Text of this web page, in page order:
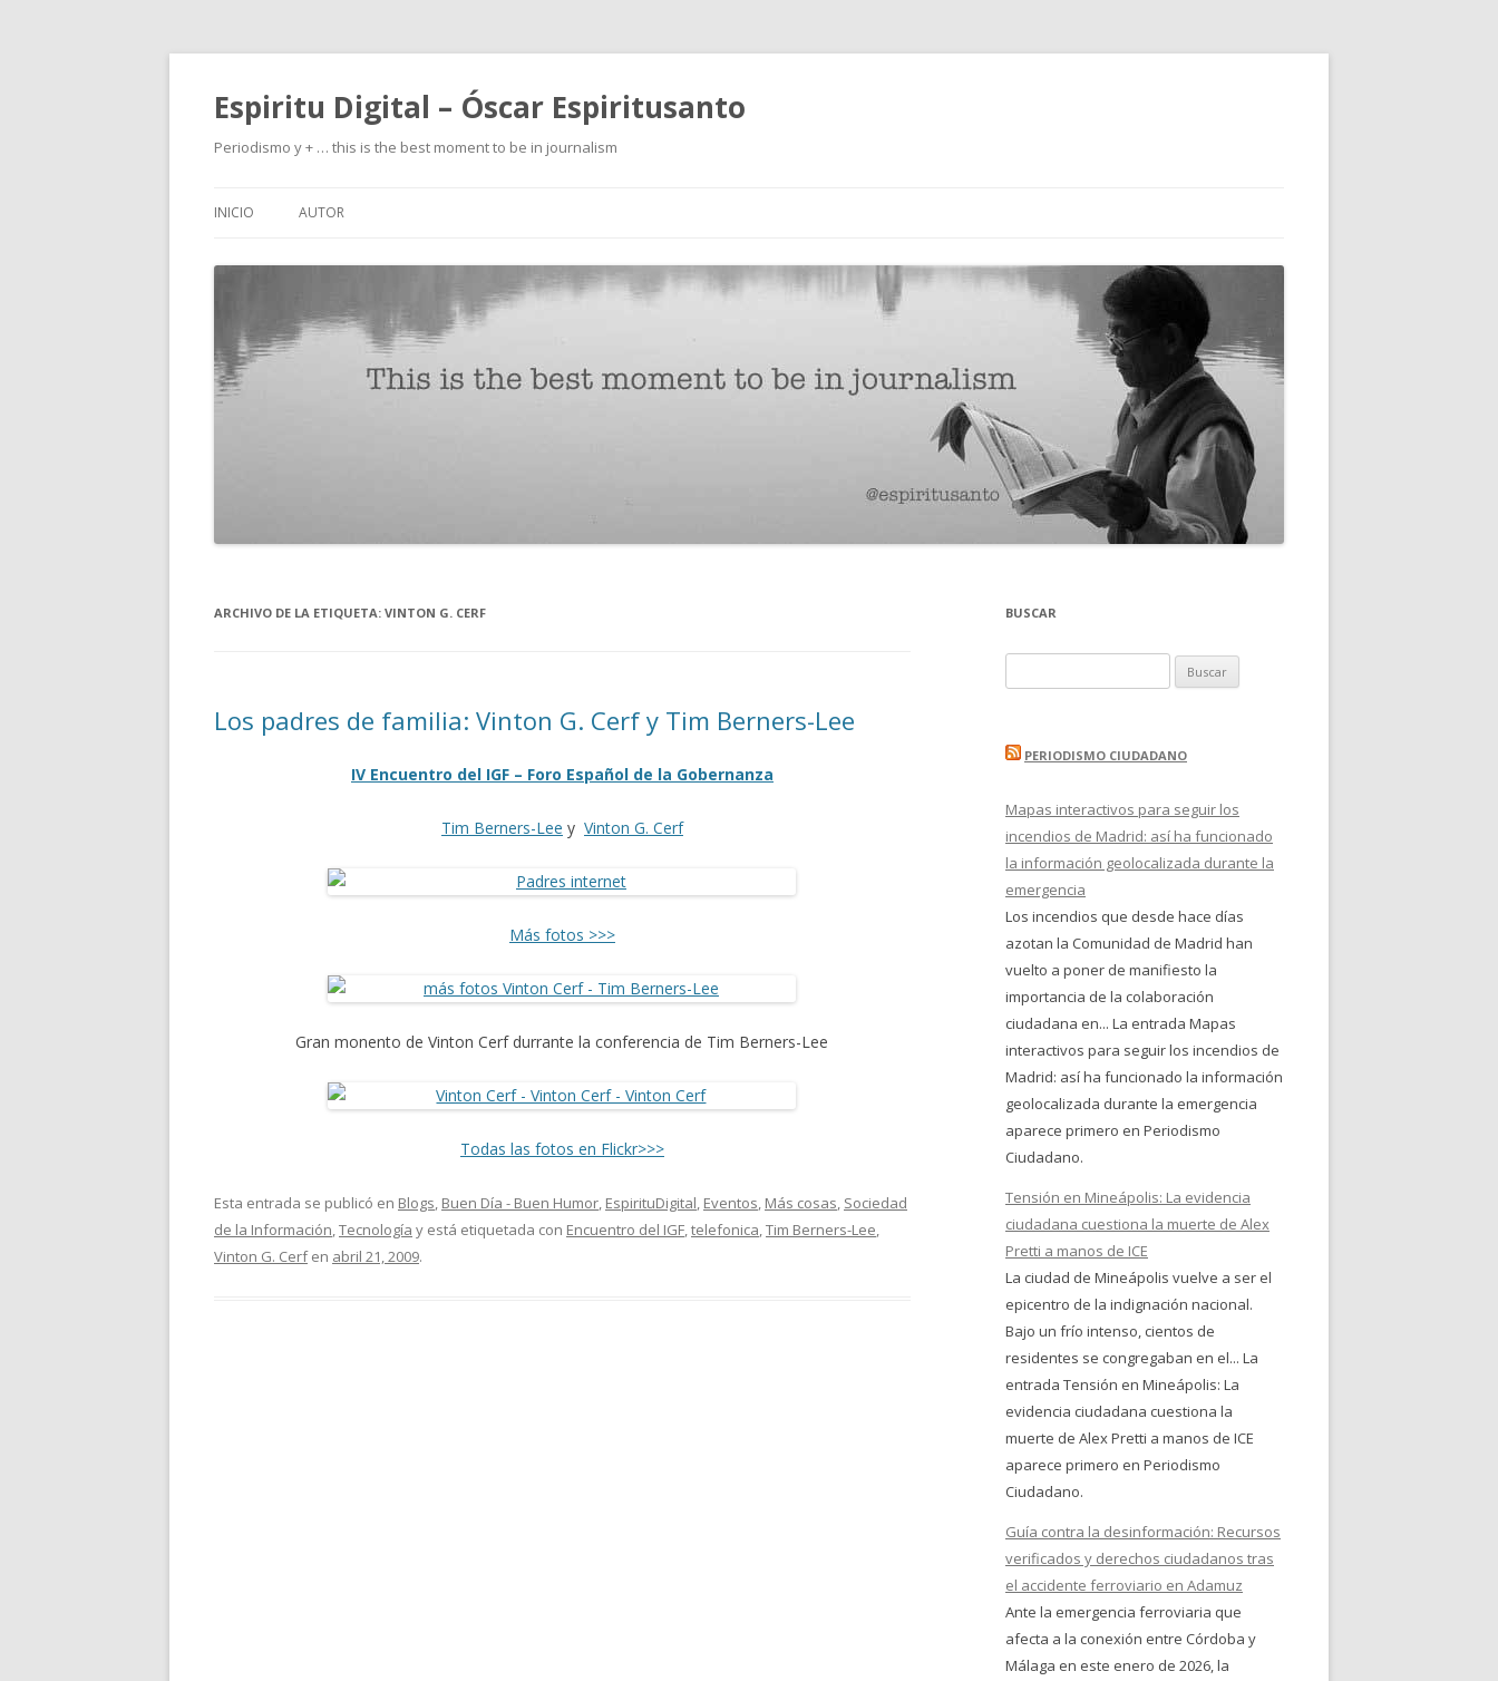
Espiritu Digital – Óscar Espiritusanto
Periodismo y + … this is the best moment to be in journalism
INICIO AUTOR
ARCHIVO DE LA ETIQUETA: VINTON G. CERF
Los padres de familia: Vinton G. Cerf y Tim Berners-Lee
IV Encuentro del IGF – Foro Español de la Gobernanza
Tim Berners-Lee y Vinton G. Cerf
Más fotos >>>
Gran monento de Vinton Cerf durrante la conferencia de Tim Berners-Lee
Todas las fotos en Flickr>>>
Esta entrada se publicó en Blogs, Buen Día - Buen Humor, EspirituDigital, Eventos, Más cosas, Sociedad
de la Información,Tecnología y está etiquetada con Encuentro del IGF,telefonica,Tim Berners-Lee,
Vinton G. Cerfen abril 21, 2009.
BUSCAR
PERIODISMO CIUDADANO
Mapas interactivos para seguir los
incendios de Madrid: así ha funcionado
la información geolocalizada durante la
emergencia
Los incendios que desde hace días
azotan la Comunidad de Madrid han
vuelto a poner de manifiesto la
importancia de la colaboración
ciudadana en... La entrada Mapas
interactivos para seguir los incendios de
Madrid: así ha funcionado la información
geolocalizada durante la emergencia
aparece primero en Periodismo
Ciudadano.
Tensión en Mineápolis: La evidencia
ciudadana cuestiona la muerte de Alex
Pretti a manos de ICE
La ciudad de Mineápolis vuelve a ser el
epicentro de la indignación nacional.
Bajo un frío intenso, cientos de
residentes se congregaban en el... La
entrada Tensión en Mineápolis: La
evidencia ciudadana cuestiona la
muerte de Alex Pretti a manos de ICE
aparece primero en Periodismo
Ciudadano.
Guía contra la desinformación: Recursos
verificados y derechos ciudadanos tras
el accidente ferroviario en Adamuz
Ante la emergencia ferroviaria que
afecta a la conexión entre Córdoba y
Málaga en este enero de 2026, la